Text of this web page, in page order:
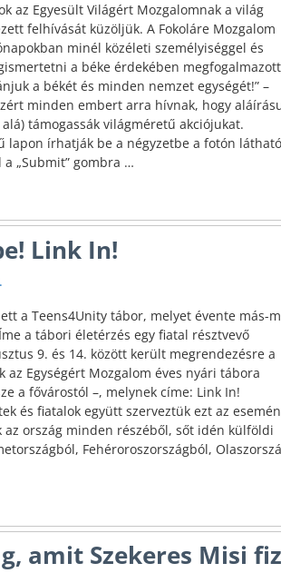
az Egyesült Világért Mozgalomnak a világ
felhívását küzöljük. A Fokoláre Mozgalom
minél közéleti személyiséggel és
a béke érdekében megfogalmazott
a békét és minden nemzet egységét!” –
minden embert arra hívnak, hogy
támogassák világméretű akciójukat.
lapon írhatják be a négyzetbe a fotón látható
„Submit” gombra …
Link In!
a Teens4Unity tábor, melyet évente más-
a tábori életérzés egy fiatal résztvevő
9. és 14. között került megrendezésre a
az Egységért Mozgalom éves nyári tábora
a fővárostól –, melynek címe: Link In!
és fiatalok együtt szerveztük ezt az
az ország minden részéből, sőt idén külföldi
Fehéroroszországból,
amit Szekeres Misi